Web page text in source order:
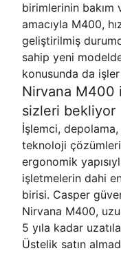
birimlerinin bakım
amacıyla M400,
geliştirilmiş
sahip yeni
konusunda da işler
Nirvana M400
sizleri bekliyor
İşlemci,
teknoloji
ergonomik
işletmelerin dahi
birisi. Casper
Nirvana M400,
5 yıla kadar
Üstelik satın